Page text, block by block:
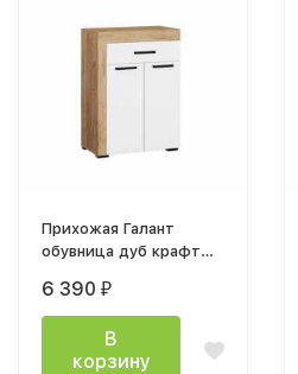
Прихожая Галант
обувница дуб крафт
с тиснением древеные
поры
6 390 ₽
В
корзину